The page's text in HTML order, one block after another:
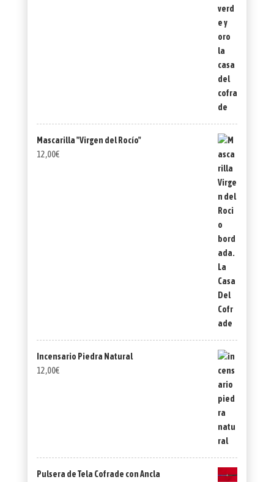
Mascarilla "Virgen del Rocío"
12,00€
Incensario Piedra Natural
12,00€
Pulsera de Tela Cofrade con Ancla